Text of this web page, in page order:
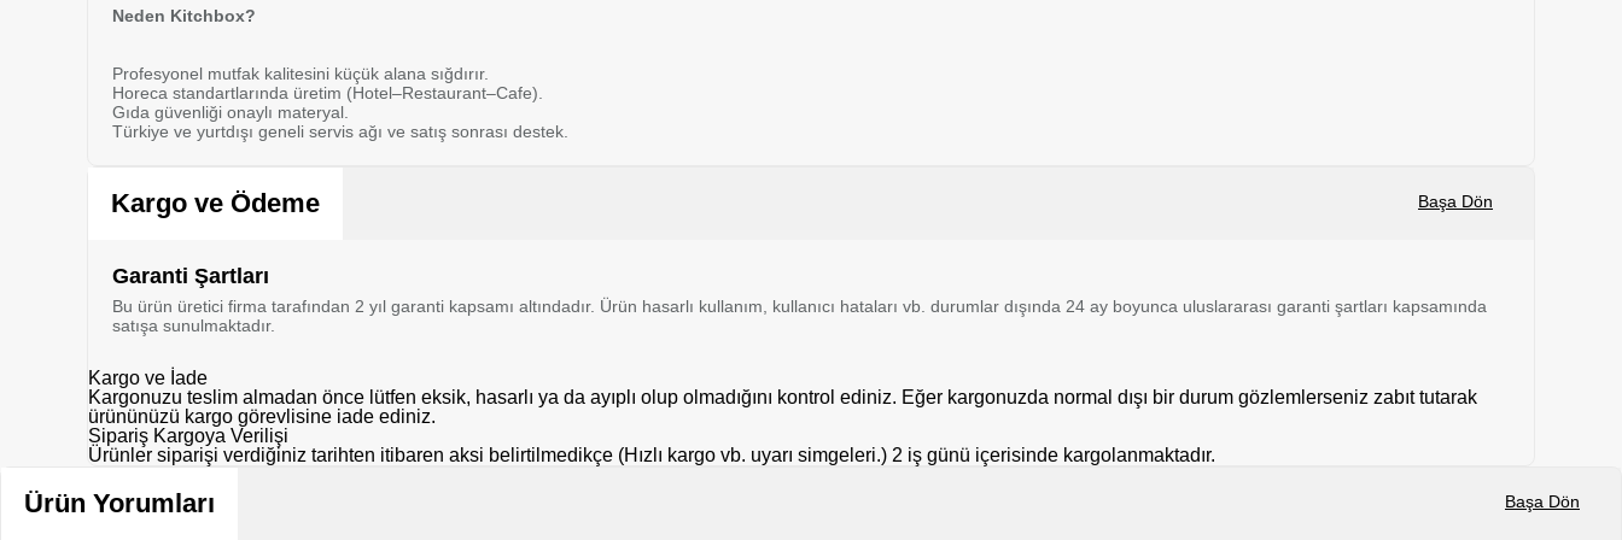
Neden Kitchbox?
Profesyonel mutfak kalitesini küçük alana sığdırır.
Horeca standartlarında üretim (Hotel–Restaurant–Cafe).
Gıda güvenliği onaylı materyal.
Türkiye ve yurtdışı geneli servis ağı ve satış sonrası destek.
Kargo ve Ödeme Başa Dön
Garanti Şartları
Bu ürün üretici firma tarafından 2 yıl garanti kapsamı altındadır. Ürün hasarlı kullanım, kullanıcı hataları vb. durumlar dışında 24 ay boyunca uluslararası garanti şartları kapsamında
satışa sunulmaktadır.
Kargo ve İade
Kargonuzu teslim almadan önce lütfen eksik, hasarlı ya da ayıplı olup olmadığını kontrol ediniz. Eğer kargonuzda normal dışı bir durum gözlemlerseniz zabıt tutarak
ürününüzü kargo görevlisine iade ediniz.
Sipariş Kargoya Verilişi
Ürünler siparişi verdiğiniz tarihten itibaren aksi belirtilmedikçe (Hızlı kargo vb. uyarı simgeleri.) 2 iş günü içerisinde kargolanmaktadır.
Ürün Yorumları Başa Dön